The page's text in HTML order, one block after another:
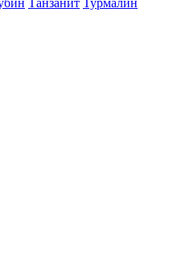
Танзанит Турмалин